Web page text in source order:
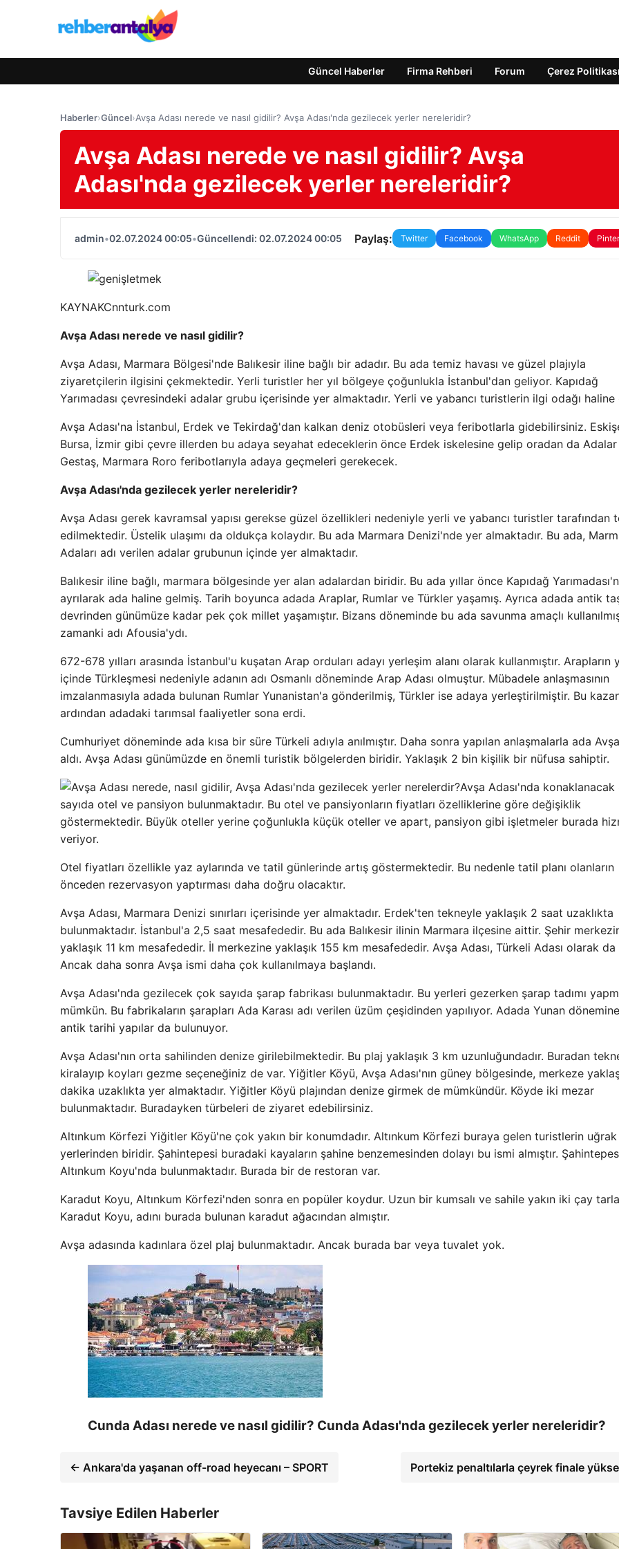
Güncel Haberler Firma Rehberi Forum Çerez Politikası
Haberler›Güncel›Avşa Adası nerede ve nasıl gidilir? Avşa Adası'nda gezilecek yerler nereleridir?
Avşa Adası nerede ve nasıl gidilir? Avşa
Adası'nda gezilecek yerler nereleridir?
admin•02.07.2024 00:05•Güncellendi: 02.07.2024 00:05 Paylaş: Twitter Facebook WhatsApp Reddit
KAYNAKCnnturk.com
Avşa Adası nerede ve nasıl gidilir?
Avşa Adası, Marmara Bölgesi'nde Balıkesir iline bağlı bir adadır. Bu ada temiz havası ve güzel plajıyla
ziyaretçilerin ilgisini çekmektedir. Yerli turistler her yıl bölgeye çoğunlukla İstanbul'dan geliyor. Kapıdağ
Yarımadası çevresindeki adalar grubu içerisinde yer almaktadır. Yerli ve yabancı turistlerin ilgi odağı haline
Avşa Adası'na İstanbul, Erdek ve Tekirdağ'dan kalkan deniz otobüsleri veya feribotlarla gidebilirsiniz.
Bursa, İzmir gibi çevre illerden bu adaya seyahat edeceklerin önce Erdek iskelesine gelip oradan da Adalar
Gestaş, Marmara Roro feribotlarıyla adaya geçmeleri gerekecek.
Avşa Adası'nda gezilecek yerler nereleridir?
Avşa Adası gerek kavramsal yapısı gerekse güzel özellikleri nedeniyle yerli ve yabancı turistler tarafından
edilmektedir. Üstelik ulaşımı da oldukça kolaydır. Bu ada Marmara Denizi'nde yer almaktadır. Bu ada,
Adaları adı verilen adalar grubunun içinde yer almaktadır.
Balıkesir iline bağlı, marmara bölgesinde yer alan adalardan biridir. Bu ada yıllar önce Kapıdağ
ayrılarak ada haline gelmiş. Tarih boyunca adada Araplar, Rumlar ve Türkler yaşamış. Ayrıca adada antik
devrinden günümüze kadar pek çok millet yaşamıştır. Bizans döneminde bu ada savunma amaçlı
zamanki adı Afousia'ydı.
672-678 yılları arasında İstanbul'u kuşatan Arap orduları adayı yerleşim alanı olarak kullanmıştır. Arapların
içinde Türkleşmesi nedeniyle adanın adı Osmanlı döneminde Arap Adası olmuştur. Mübadele anlaşmasının
imzalanmasıyla adada bulunan Rumlar Yunanistan'a gönderilmiş, Türkler ise adaya yerleştirilmiştir. Bu
ardından adadaki tarımsal faaliyetler sona erdi.
Cumhuriyet döneminde ada kısa bir süre Türkeli adıyla anılmıştır. Daha sonra yapılan anlaşmalarla ada Avşa
aldı. Avşa Adası günümüzde en önemli turistik bölgelerden biridir. Yaklaşık 2 bin kişilik bir nüfusa sahiptir.
Avşa Adası'nda
sayıda otel ve pansiyon bulunmaktadır. Bu otel ve pansiyonların fiyatları özelliklerine göre değişiklik
göstermektedir. Büyük oteller yerine çoğunlukla küçük oteller ve apart, pansiyon gibi işletmeler burada
veriyor.
Otel fiyatları özellikle yaz aylarında ve tatil günlerinde artış göstermektedir. Bu nedenle tatil planı olanların
önceden rezervasyon yaptırması daha doğru olacaktır.
Avşa Adası, Marmara Denizi sınırları içerisinde yer almaktadır. Erdek'ten tekneyle yaklaşık 2 saat uzaklıkta
bulunmaktadır. İstanbul'a 2,5 saat mesafededir. Bu ada Balıkesir ilinin Marmara ilçesine aittir. Şehir
yaklaşık 11 km mesafededir. İl merkezine yaklaşık 155 km mesafededir. Avşa Adası, Türkeli Adası olarak da
Ancak daha sonra Avşa ismi daha çok kullanılmaya başlandı.
Avşa Adası'nda gezilecek çok sayıda şarap fabrikası bulunmaktadır. Bu yerleri gezerken şarap tadımı
mümkün. Bu fabrikaların şarapları Ada Karası adı verilen üzüm çeşidinden yapılıyor. Adada Yunan
antik tarihi yapılar da bulunuyor.
Avşa Adası'nın orta sahilinden denize girilebilmektedir. Bu plaj yaklaşık 3 km uzunluğundadır. Buradan
kiralayıp koyları gezme seçeneğiniz de var. Yiğitler Köyü, Avşa Adası'nın güney bölgesinde, merkeze
dakika uzaklıkta yer almaktadır. Yiğitler Köyü plajından denize girmek de mümkündür. Köyde iki mezar
bulunmaktadır. Buradayken türbeleri de ziyaret edebilirsiniz.
Altınkum Körfezi Yiğitler Köyü'ne çok yakın bir konumdadır. Altınkum Körfezi buraya gelen turistlerin uğrak
yerlerinden biridir. Şahintepesi buradaki kayaların şahine benzemesinden dolayı bu ismi almıştır.
Altınkum Koyu'nda bulunmaktadır. Burada bir de restoran var.
Karadut Koyu, Altınkum Körfezi'nden sonra en popüler koydur. Uzun bir kumsalı ve sahile yakın iki çay
Karadut Koyu, adını burada bulunan karadut ağacından almıştır.
Avşa adasında kadınlara özel plaj bulunmaktadır. Ancak burada bar veya tuvalet yok.
Cunda Adası nerede ve nasıl gidilir? Cunda Adası'nda gezilecek yerler nereleridir?
← Ankara'da yaşanan off-road heyecanı – SPORT Portekiz penaltılarla çeyrek finale
Tavsiye Edilen Haberler